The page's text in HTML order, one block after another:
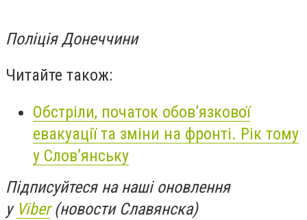
Поліція Донеччини
Читайте також:
Обстріли, початок обов’язкової
евакуації та зміни на фронті. Рік тому
у Слов’янську
Підписуйтеся на наші оновлення
у Viber(новости Славянска)